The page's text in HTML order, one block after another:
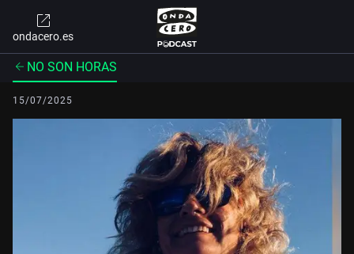
ondacero.es
NO SON HORAS
15/07/2025